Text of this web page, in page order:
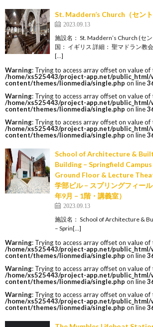
St. Maddern’s Church（セン
2023.09.13
施設名： St. Maddern’s Church (セ
国： イギリス 詳細： 聖マドラン教
[…]
Warning: Trying to access array offset on value
/home/xs525443/project-app.net/public_html/
content/themes/lionmedia/single.php on line
Warning: Trying to access array offset on value
/home/xs525443/project-app.net/public_html/
content/themes/lionmedia/single.php on line
Warning: Trying to access array offset on value
/home/xs525443/project-app.net/public_html/
content/themes/lionmedia/single.php on line
School of Architecture &
Building – Springfield
Ground Floor & Lecture
学部ビル – スプリングフィー
年9月 – 1階・講義室）
2023.09.13
施設名： School of Architecture &
– Sprin[…]
Warning: Trying to access array offset on value
/home/xs525443/project-app.net/public_html/
content/themes/lionmedia/single.php on line
Warning: Trying to access array offset on value
/home/xs525443/project-app.net/public_html/
content/themes/lionmedia/single.php on line
Warning: Trying to access array offset on value
/home/xs525443/project-app.net/public_html/
content/themes/lionmedia/single.php on line